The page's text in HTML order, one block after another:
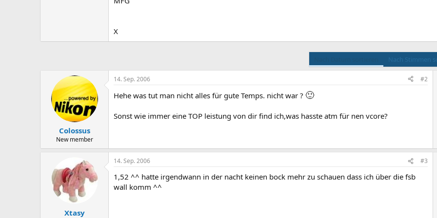
X
Nach Stimmen
Colossus
New member
14. Sep. 2006 #2
Hehe was tut man nicht alles für gute Temps. nicht war ? 🙂
Sonst wie immer eine TOP leistung von dir find ich,was hasste atm für nen vcore?
Xtasy
14. Sep. 2006 #3
1,52 ^^ hatte irgendwann in der nacht keinen bock mehr zu schauen dass ich über die fsb
wall komm ^^